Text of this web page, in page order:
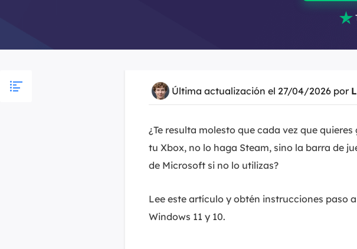

Última actualización el 27/04/2026 por
¿Te resulta molesto que cada vez que
tu Xbox, no lo haga Steam, sino la barra de
de Microsoft si no lo utilizas?
Lee este artículo y obtén instrucciones paso
Windows 11 y 10.